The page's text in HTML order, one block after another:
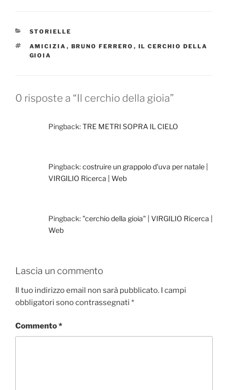
e
b
o
k
o
d
vi
CATEGORIE
STORIELLE
TAG
AMICIZIA , BRUNO FERRERO , IL CERCHIO DELLA
GIOIA
0 risposte a “Il cerchio della gioia”
Pingback:TRE METRI SOPRA IL CIELO
Pingback:costruire un grappolo d'uva per natale |
VIRGILIO Ricerca | Web
Pingback: "cerchio della gioia" | VIRGILIO Ricerca |
Web
Lascia un commento
Il tuo indirizzo email non sarà pubblicato. I campi
obbligatori sono contrassegnati *
Commento*